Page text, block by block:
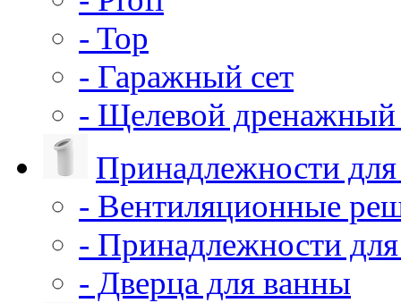
- Top
- Гаражный сет
- Щелевой дренажный
Принадлежности для
- Вентиляционные
- Принадлежности
- Дверца для ванны